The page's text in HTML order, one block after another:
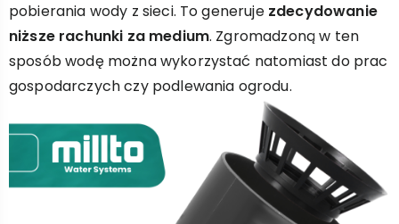
pobierania wody z sieci. To generuje zdecydowanie
niższe rachunki za medium. Zgromadzoną w ten
sposób wodę można wykorzystać natomiast do prac
gospodarczych czy podlewania ogrodu.